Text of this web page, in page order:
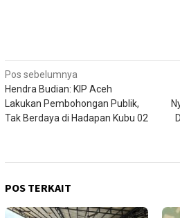
Navigasi
pos
Pos sebelumnya
Hendra Budian: KIP Aceh
Lakukan Pembohongan Publik,
Tak Berdaya di Hadapan Kubu 02
POS TERKAIT